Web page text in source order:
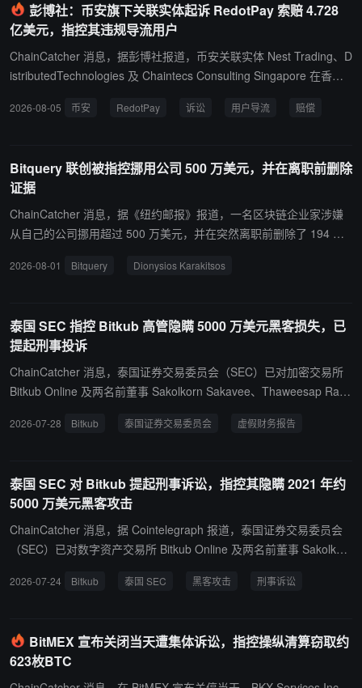
亿美元损失。币安在诉状中称，自 2026 年 3 月起发现 RedotPay 允
许并鼓励将币安 Pay 资金在未隔离的情况下用于违规用途，包括为 R
edotPay 卡充值。币安旗下 Chaintecs 还在新加坡对 RedotPay 关联
方提起诉讼，相关听证会定于本周五举行。 公开信息显示，币安与 R
其资金被用于 RedotPay 预付卡充值而终止。双方于 2025 年 3 月达
品，但不得为 RedotPay 卡充值。币安于 2026 年 4 月终止该协议，
称属于商户合作伙伴审查的一部分。RedotPay 此前计划以约 40 亿
美元估值赴美 IPO，拟融资超过 10 亿美元。
彭博社：币安旗下关联实体起诉 RedotPay 索赔 4.728
亿美元，指控其违规导流用户
ChainCatcher 消息，据彭博社报道，币安关联实体 Nest Trading、D
istributedTechnologies 及 Chaintecs Consulting Singapore 在香港
Chao 提起诉讼，指控三人违反协议，将超过 47 万名用户从币安 Ca
于 RedotPay 卡充值，并称该合作使 RedotPay 从币安 Pay 获得约
3.04 亿美元用户资金。RedotPay 回应称将积极抗辩所有指控，且不
影响公司日常运营。 此外，币安关联主体 Chaintecs 还在新加坡对
RedotPay 关联方提起诉讼，听证会定于周五举行。RedotPay 此前
美元，年化营收 1.8 亿美元，用户数超过 800 万。
2026-08-05 币安 RedotPay 诉讼 用户导流 赔偿
Bitquery 联创被指控挪用公司 500 万美元，并在离职前删除
证据
ChainCatcher 消息，据《纽约邮报》报道，一名区块链企业家涉嫌
从自己的公司挪用超过 500 万美元，并在突然离职前删除了 194 条
query Inc.（一家追踪加密货币价值和资金流向的公司）。相关诉讼
持续转入自己的个人账户。Karakitsos 后来运营了一个名为 Assymet
rix 的预测市场平台。 Bitquery 于六月提起诉讼，要求其归还涉嫌盗
取的至少 500 万美元。公司表示，正在寻求额外赔偿以覆盖法律费
用。
2026-08-01 Bitquery Dionysios Karakitsos
泰国 SEC 指控 Bitkub 高管隐瞒 5000 万美元黑客损失，已
提起刑事投诉
ChainCatcher 消息，泰国证券交易委员会（SEC）已对加密交易所
Bitkub Online 及两名前董事 Sakolkorn Sakavee、Thaweesap Raw
报告。案件已移交泰国经济犯罪抑制局（ECD）调查，检方将决定是
2021 年 5 月 10 日至 10 月 30 日的每日净资本报告 Form DA 1 中反
映相关损失。SEC 称，相关高管涉嫌在公司正式文件中作出虚假记
载，使监管机构认为客户资产完整且公司未遭受财务损失。Bitkub 随
后在 2021 年 10 月下旬完成替代资产购置，但 SEC 认为期间报告已
且账目完整。Bitkub 称，其联合创始人以相同数量和币种购入替代资
2026-07-28 Bitkub 泰国证券交易委员会 虚假财务报告
泰国 SEC 对 Bitkub 提起刑事诉讼，指控其隐瞒 2021 年约
5000 万美元黑客攻击
ChainCatcher 消息，据 Cointelegraph 报道，泰国证券交易委员会
（SEC）已对数字资产交易所 Bitkub Online 及两名前董事 Sakolkor
年网络攻击相关虚假报告。 SEC 表示，2021 年 5 月一次网络攻击导
产，但 2021 年 5 月 10 日至 10 月 30 日提交的每日净流动资本报告
未准确反映资产减少。 Bitkub 在 X 平台表示，该案源于 2021 年 5
月网络攻击后的披露决策，并非欺诈行为。该交易所称，延迟披露钱
2026-07-24 Bitkub 泰国 SEC 黑客攻击 刑事诉讼
BitMEX 宣布关闭当天遭集体诉讼，指控操纵清算窃取约
623枚BTC